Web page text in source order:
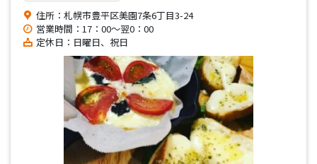
住所：札幌市豊平区美園7条6丁目3-24
営業時間：17：00～翌0：00
定休日：日曜日、祝日